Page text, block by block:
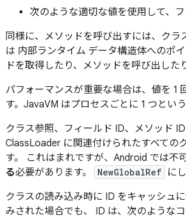
次のような適切な値を使用して、
同様に、メソッドを呼び出すには、ク
は 内部ランタイム データ構造体へのポ
ドを取得したり、メソッドを呼び出した
パフォーマンスが重要な場合は、値を 1
す。JavaVM はプロセスごとに 1 つとい
クラス参照、フィールド ID、メソッド
ClassLoader に関連付けられたすべての
す。 これはまれですが、Android では不
る必要があります。 NewGlobalRef に
クラスの読み込み時に ID をキャッシュ
みされた場合でも、 ID は、次のような